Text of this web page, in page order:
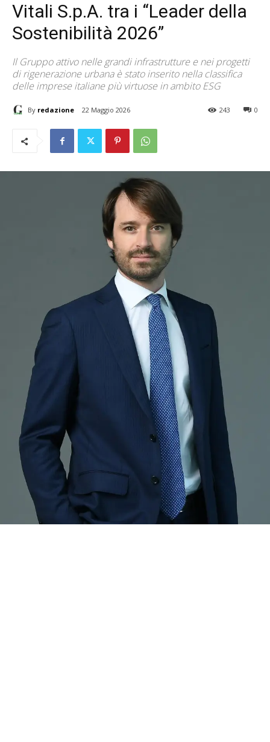
Vitali S.p.A. tra i “Leader della
Sostenibilità 2026”
Il Gruppo attivo nelle grandi infrastrutture e nei progetti
di rigenerazione urbana è stato inserito nella classifica
delle imprese italiane più virtuose in ambito ESG
By redazione 22 Maggio 2026 0
243